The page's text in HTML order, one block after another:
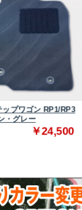
プワゴン RP1/RP3
・グレー
￥24,500